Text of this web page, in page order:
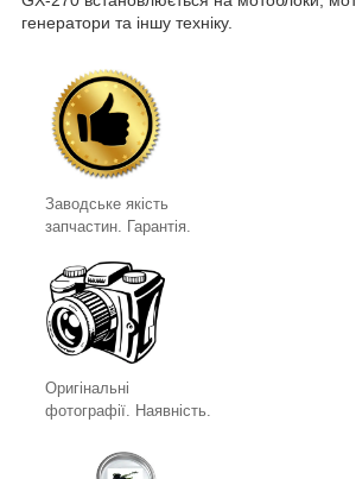
генератори та іншу техніку.
Заводське якість
запчастин. Гарантія.
Оригінальні
фотографії. Наявність.